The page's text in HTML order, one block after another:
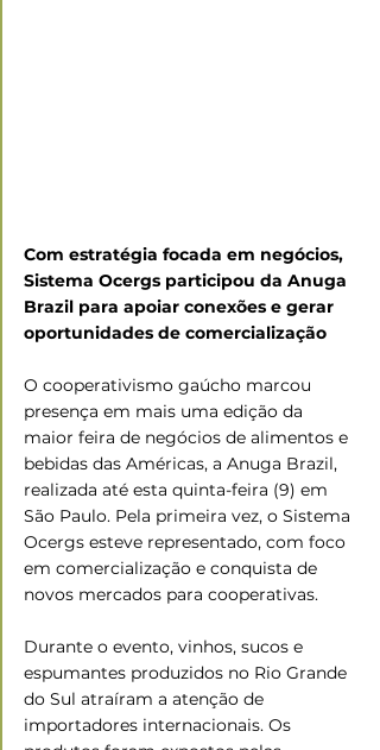
Com estratégia focada em negócios,
Sistema Ocergs participou da Anuga
Brazil para apoiar conexões e gerar
oportunidades de comercialização
O cooperativismo gaúcho marcou
presença em mais uma edição da
maior feira de negócios de alimentos e
bebidas das Américas, a Anuga Brazil,
realizada até esta quinta-feira (9) em
São Paulo. Pela primeira vez, o Sistema
Ocergs esteve representado, com foco
em comercialização e conquista de
novos mercados para cooperativas.
Durante o evento, vinhos, sucos e
espumantes produzidos no Rio Grande
do Sul atraíram a atenção de
importadores internacionais. Os